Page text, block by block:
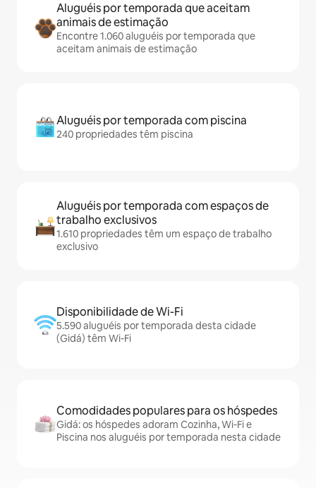
Aluguéis por temporada que aceitam
animais de estimação
Encontre 1.060 aluguéis por temporada que
aceitam animais de estimação
Aluguéis por temporada com piscina
240 propriedades têm piscina
Aluguéis por temporada com espaços de
trabalho exclusivos
1.610 propriedades têm um espaço de trabalho
exclusivo
Disponibilidade de Wi-Fi
5.590 aluguéis por temporada desta cidade
(Gidá) têm Wi-Fi
Comodidades populares para os hóspedes
Gidá: os hóspedes adoram Cozinha, Wi-Fi e
Piscina nos aluguéis por temporada nesta cidade